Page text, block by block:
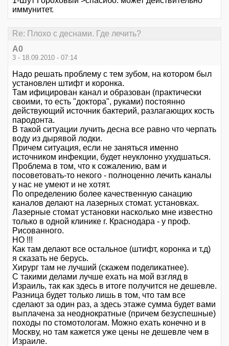
иммунитет.
Re: Плохо с деснами. Где лечить?
А0
3 - 18.09.2010 - 07:14
Надо решать проблему с тем зубом, на котором был
установлен штифт и коронка.
Там ифицирован канал и образован (практически
своими, то есть "доктора", руками) постоянно
действующий источник бактерий, разлагающих кость
пародонта.
В такой ситуации лучить десна все равно что черпать
воду из дырявой лодки.
Причем ситуация, если не заняться именно
источником инфекции, будет неуклонно ухудшаться.
Проблема в том, что к сожалению, вам и
посоветовать-то некого - полноценно лечить каналы
у нас не умеют и не хотят.
По определению более качественную санацию
каналов делают на лазерных стомат. установках.
Лазерные стомат установки насколько мне известно
только в одной клинике г. Краснодара - у проф.
Рисованного.
НО !!!
Как там делают все остальное (штифт, коронка и т.д)
я сказать не берусь.
Хирург там не лучший (скажем поделикатнее).
С такими делами лучше ехать на мой взгляд в
Израиль, так как здесь в итоге получится не дешевле.
Разница будет только лишь в том, что там все
сделают за один раз, а здесь этаже сумма будет вами
выплачена за неоднократные (причем безуспешные)
походы по стомотологам. Можно ехать конечно и в
Москву, но там кажется уже цены не дешевле чем в
Израиле.